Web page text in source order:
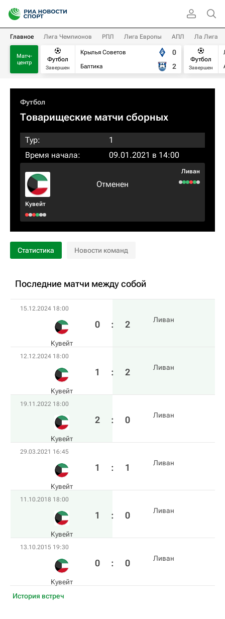
Главное Лига Чемпионов РПЛ Лига Европы АПЛ Ла Лига
Матч-
центр
Футбол
Завершен
Крылья Советов
Балтика
0
2
Футбол
Завершен
Футбол
Товарищеские матчи сборных
Тур:
1
Время начала:
09.01.2021 в 14:00
Кувейт
Отменен
Ливан
Статистика Новости команд
Последние матчи между собой
15.12.2024 18:00
Кувейт
0 : 2 Ливан
12.12.2024 18:00
Кувейт
1 : 2 Ливан
19.11.2022 18:00
Кувейт
2 : 0 Ливан
29.03.2021 16:45
Кувейт
1 : 1 Ливан
11.10.2018 18:00
Кувейт
1 : 0 Ливан
13.10.2015 19:30
Кувейт
0 : 0 Ливан
История встреч